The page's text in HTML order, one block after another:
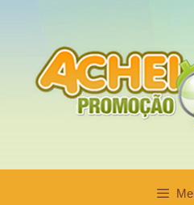
conteúdo